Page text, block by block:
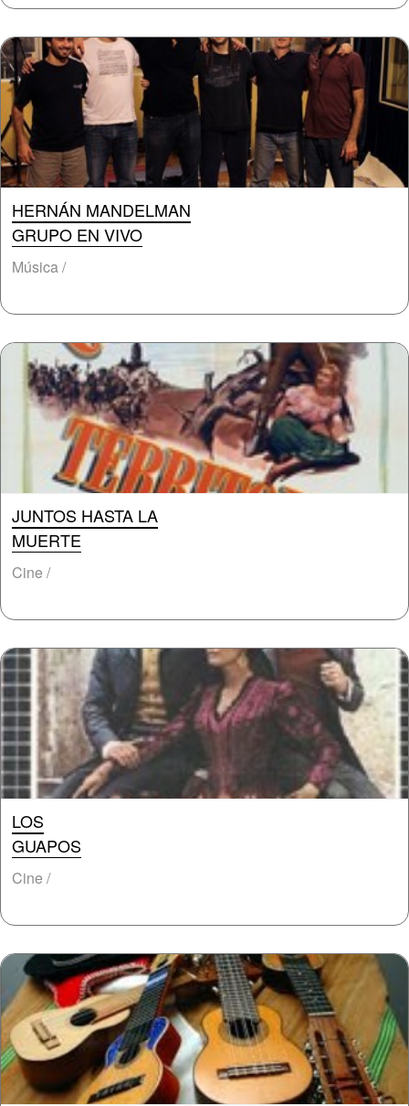
HERNÁN MANDELMAN
GRUPO EN VIVO
Música /
JUNTOS HASTA LA
MUERTE
Cine /
LOS
GUAPOS
Cine /